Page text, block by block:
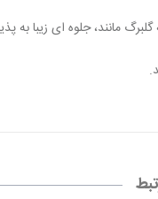
مانند، جلوه ای زیبا به